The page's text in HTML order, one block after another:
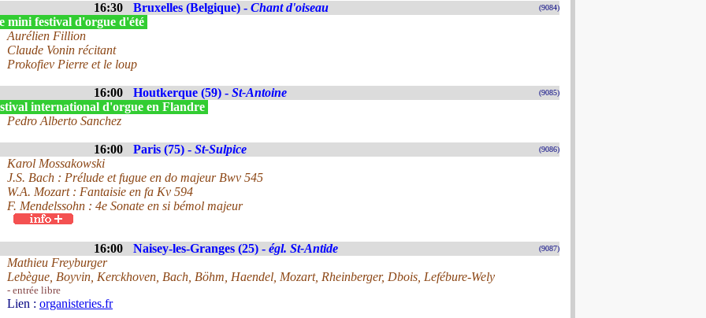
16:30 Bruxelles (Belgique) - Chant d'oiseau (9084)
mini festival d'orgue d'été
Aurélien Fillion
Claude Vonin récitant
Prokofiev Pierre et le loup
16:00 Houtkerque (59) - St-Antoine (9085)
international d'orgue en Flandre
Pedro Alberto Sanchez
16:00 Paris (75) - St-Sulpice (9086)
Karol Mossakowski
J.S. Bach : Prélude et fugue en do majeur Bwv 545
W.A. Mozart : Fantaisie en fa Kv 594
F. Mendelssohn : 4e Sonate en si bémol majeur
16:00 Naisey-les-Granges (25) - égl. St-Antide (9087)
Mathieu Freyburger
Lebègue, Boyvin, Kerckhoven, Bach, Böhm, Haendel, Mozart, Rheinberger, Dbois, Lefébure-Wely
- entrée libre
Lien : organisteries.fr